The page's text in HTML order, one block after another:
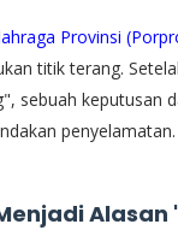
Provinsi
titik terang.
sebuah keputusan
penyelamatan.
Alasan